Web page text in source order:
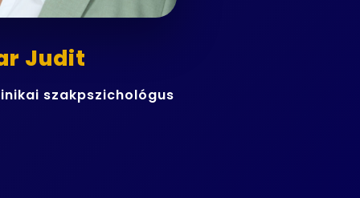
Judit
szakpszichológus